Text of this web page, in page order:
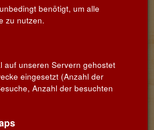
benötigt, um alle
zu nutzen.
auf unseren Servern gehostet
eingesetzt (Anzahl der
Anzahl der besuchten